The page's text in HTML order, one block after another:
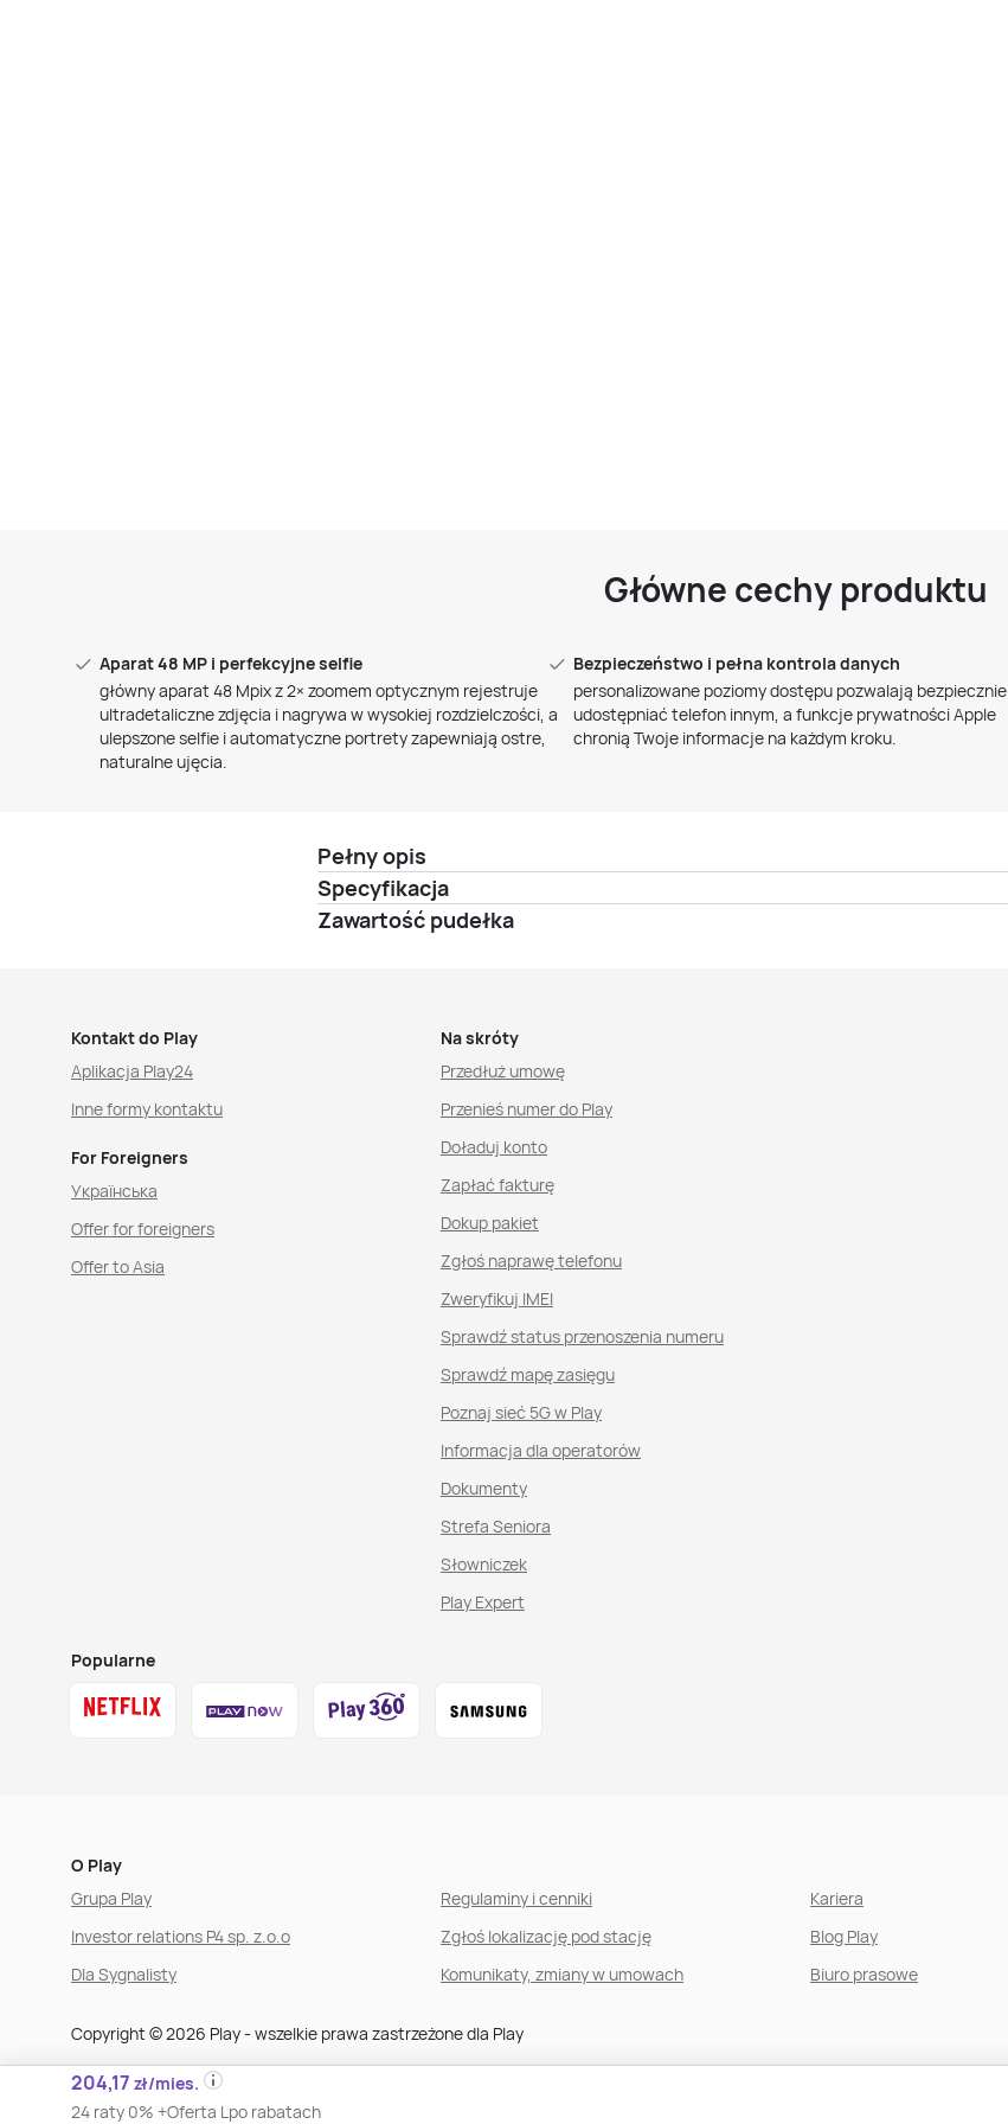
204,17 zł/mies.
24 raty 0% +Oferta Lpo rabatach
Główne cechy produktu
Aparat 48 MP i perfekcyjne selfie
główny aparat 48 Mpix z 2× zoomem optycznym rejestruje
ultradetaliczne zdjęcia i nagrywa w wysokiej rozdzielczości, a
ulepszone selfie i automatyczne portrety zapewniają ostre,
naturalne ujęcia.
Bezpieczeństwo i pełna kontrola danych
personalizowane poziomy dostępu pozwalają bezpiecznie
udostępniać telefon innym, a funkcje prywatności Apple
chronią Twoje informacje na każdym kroku.
Pełny opis
Specyfikacja
Zawartość pudełka
Kontakt do Play
Aplikacja Play24
Inne formy kontaktu
For Foreigners
Українська
Offer for foreigners
Offer to Asia
Na skróty
Przedłuż umowę
Przenieś numer do Play
Doładuj konto
Zapłać fakturę
Dokup pakiet
Zgłoś naprawę telefonu
Zweryfikuj IMEI
Sprawdź status przenoszenia numeru
Sprawdź mapę zasięgu
Poznaj sieć 5G w Play
Informacja dla operatorów
Dokumenty
Strefa Seniora
Słowniczek
Play Expert
Popularne
O Play
Grupa Play
Investor relations P4 sp. z.o.o
Dla Sygnalisty
Regulaminy i cenniki
Zgłoś lokalizację pod stację
Komunikaty, zmiany w umowach
Kariera
Blog Play
Biuro prasowe
Copyright © 2026 Play - wszelkie prawa zastrzeżone dla Play
Polityka prywatności i cookies